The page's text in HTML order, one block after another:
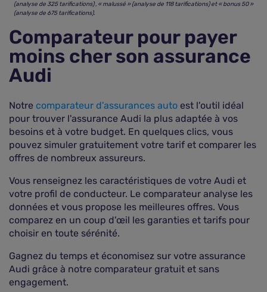
(analyse de 325 tarifications) , « malussé » (analyse de 118 tarifications) et « bonus 50 »
(analyse de 675 tarifications).
Comparateur pour payer
moins cher son assurance
Audi
Notre comparateur d'assurances auto est l'outil idéal
pour trouver l'assurance Audi la plus adaptée à vos
besoins et à votre budget. En quelques clics, vous
pouvez simuler gratuitement votre tarif et comparer les
offres de nombreux assureurs.
Vous renseignez les caractéristiques de votre Audi et
votre profil de conducteur. Le comparateur analyse les
données et vous propose les meilleures offres. Vous
comparez en un coup d'œil les garanties et tarifs pour
choisir en toute sérénité.
Gagnez du temps et économisez sur votre assurance
Audi grâce à notre comparateur gratuit et sans
engagement.